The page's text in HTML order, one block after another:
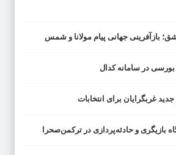
غربگرایان برای انتخابات
بازیگری و حادثه‌پردازی در ترکمن‌صحرا